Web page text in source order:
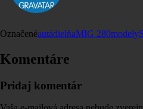
OznačenéautádielňaMIG 280modely
Komentáre
Pridaj komentár